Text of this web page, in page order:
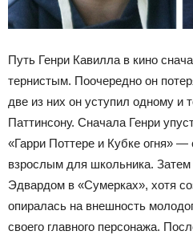
Путь Генри Кавилла в кино
тернистым. Поочередно он
две из них он уступил одному и
Паттинсону. Сначала Генри
«Гарри Поттере и Кубке огня»
взрослым для школьника. Затем
Эдвардом в «Сумерках», хотя
опиралась на внешность
своего главного персонажа.